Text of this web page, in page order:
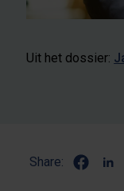
Uit het dossier:
Share: